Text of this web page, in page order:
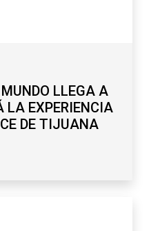
LLEGA A
LA EXPERIENCIA
DE TIJUANA